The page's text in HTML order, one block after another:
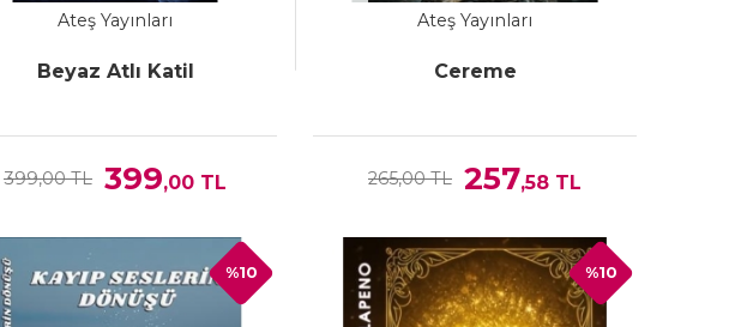
Ateş Yayınları
Beyaz Atlı Katil
399,00 TL 399,00 TL
Ateş Yayınları
Cereme
265,00 TL 257,58 TL
%10 %10